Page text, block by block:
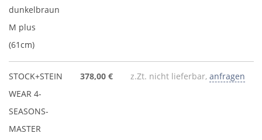
dunkelbraun
M plus
(61cm)
STOCK+STEIN
WEAR 4-
SEASONS-
MASTER
378,00 € z.Zt. nicht lieferbar, anfragen